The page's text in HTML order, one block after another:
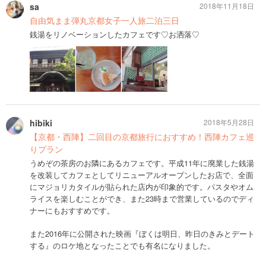
sa
自由気まま弾丸京都女子一人旅二泊三日
銭湯をリノベーションしたカフェです♡お洒落♡
2018年11月18日
hibiki
【京都・西陣】二回目の京都旅行におすすめ！西陣カフェ巡
りプラン
うめぞの茶房のお隣にあるカフェです。平成11年に廃業した銭湯
を改装してカフェとしてリニューアルオープンしたお店で、全面
にマジョリカタイルが貼られた店内が印象的です。パスタやオム
ライスを楽しむことができ、また23時まで営業しているのでディ
ナーにもおすすめです。
また2016年に公開された映画『ぼくは明日、昨日のきみとデート
する』のロケ地となったことでも有名になりました。
2018年5月28日